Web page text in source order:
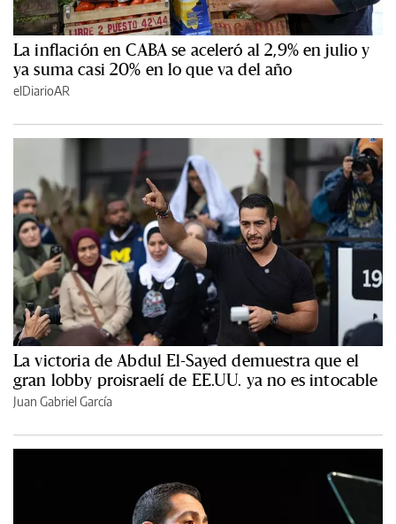
La inflación en CABA se aceleró al 2,9% en julio y
ya suma casi 20% en lo que va del año
elDiarioAR
La victoria de Abdul El-Sayed demuestra que el
gran lobby proisraelí de EE.UU. ya no es intocable
Juan Gabriel García